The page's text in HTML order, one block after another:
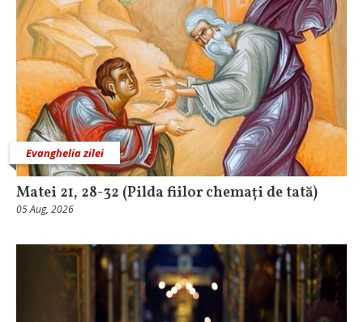
Evanghelia zilei
Matei 21, 28-32 (Pilda fiilor chemați de tată)
05 Aug, 2026